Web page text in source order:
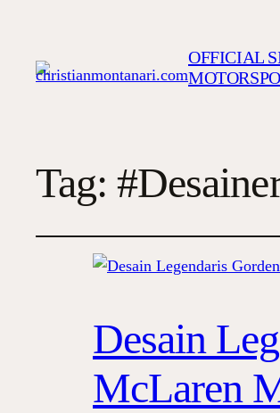
OFFICIAL
Tag:
Desain
McLaren